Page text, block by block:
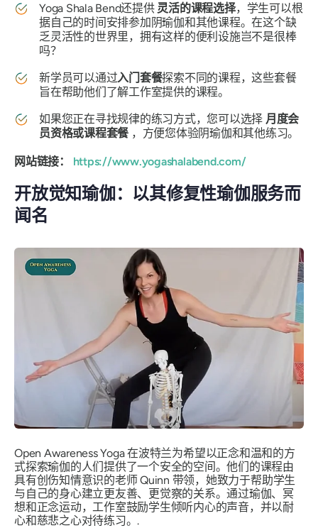
Yoga Shala Bend还提供 灵活的课程选择，学生可以根
据自己的时间安排参加阴瑜伽和其他课程。在这个缺
乏灵活性的世界里，拥有这样的便利设施岂不是很棒
吗？
新学员可以通过入门套餐探索不同的课程，这些套餐
旨在帮助他们了解工作室提供的课程。
如果您正在寻找规律的练习方式，您可以选择 月度会
员资格或课程套餐 ，方便您体验阴瑜伽和其他练习。
网站链接： https://www.yogashalabend.com/
开放觉知瑜伽：以其修复性瑜伽服务而
闻名
Open Awareness Yoga 在波特兰为希望以正念和温和的方
式探索瑜伽的人们提供了一个安全的空间。他们的课程由
具有创伤知情意识的老师 Quinn 带领，她致力于帮助学生
与自己的身心建立更友善、更觉察的关系。通过瑜伽、冥
想和正念运动，工作室鼓励学生倾听内心的声音，并以耐
心和慈悲之心对待练习。.